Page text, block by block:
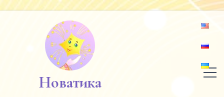
Skip
Новатика